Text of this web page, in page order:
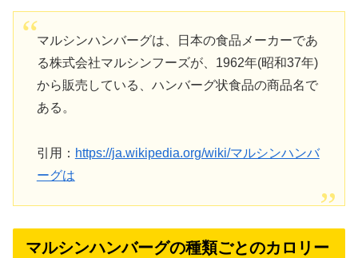
マルシンハンバーグは、日本の食品メーカーであ
る株式会社マルシンフーズが、1962年(昭和37年)
から販売している、ハンバーグ状食品の商品名で
ある。
引用： https://ja.wikipedia.org/wiki/マルシンハンバ
ーグは
マルシンハンバーグの種類ごとのカロリー